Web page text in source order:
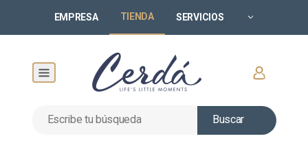
EMPRESA TIENDA SERVICIOS
Buscar